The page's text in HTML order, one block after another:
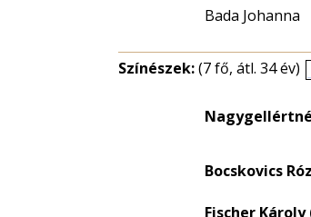
Bada Johanna
Színészek:(7 fő, átl. 34 év)
Nagygellértné
Bocskovics
Fischer Károly